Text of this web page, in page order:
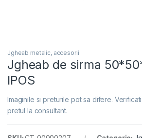
Jgheab metalic, accesorii
Jgheab de sirma
IPOS
Imaginile si preturile pot sa difere.
pretul la consultant.